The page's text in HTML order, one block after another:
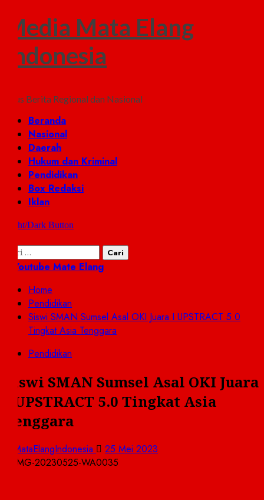
Media Mata Elang
Indonesia
Situs Berita Regional dan Nasional
Primary
Menu
Beranda
Nasional
Daerah
Hukum dan Kriminal
Pendidikan
Box Redaksi
Iklan
Light/Dark Button
Cari
untuk:
Youtube Mate Elang
Home
Pendidikan
Siswi SMAN Sumsel Asal OKI Juara I UPSTRACT 5.0
Tingkat Asia Tenggara
Pendidikan
Siswi SMAN Sumsel Asal OKI Juara
I UPSTRACT 5.0 Tingkat Asia
Tenggara
MataElangIndonesia 25 Mei 2023